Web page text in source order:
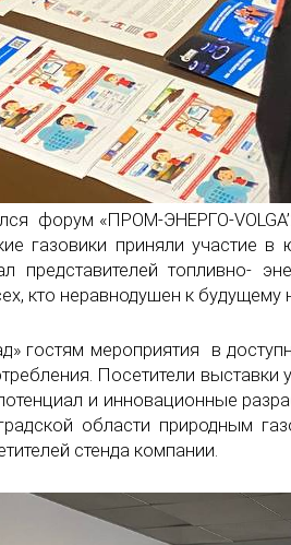
форум «ПРОМ-ЭНЕРГО-
газовики приняли участие
топливно-
кто неравнодушен к будущему
мероприятия в
Посетители
и инновационные
области природным
стенда компании.